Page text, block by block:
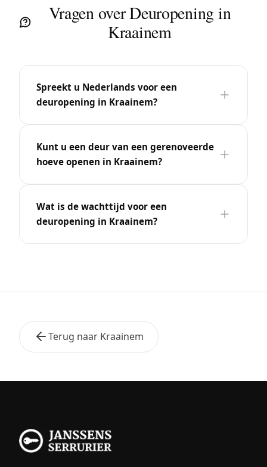
Vragen over Deuropening in
Kraainem
Spreekt u Nederlands voor een
deuropening in Kraainem?
Kunt u een deur van een gerenoveerde
hoeve openen in Kraainem?
Wat is de wachttijd voor een
deuropening in Kraainem?
Terug naar Kraainem